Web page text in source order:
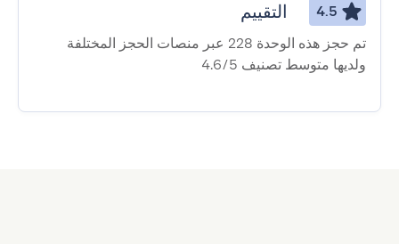
4.5 التقييم
تم حجز هذه الوحدة 228 عبر منصات الحجز المختلفة
ولديها متوسط ​​تصنيف 4.6/5